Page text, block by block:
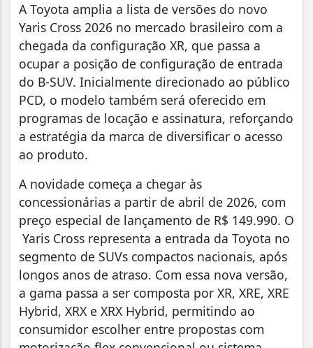
A Toyota amplia a lista de versões do novo
Yaris Cross 2026 no mercado brasileiro com a
chegada da configuração XR, que passa a
ocupar a posição de configuração de entrada
do B-SUV. Inicialmente direcionado ao público
PCD, o modelo também será oferecido em
programas de locação e assinatura, reforçando
a estratégia da marca de diversificar o acesso
ao produto.
A novidade começa a chegar às
concessionárias a partir de abril de 2026, com
preço especial de lançamento de R$ 149.990. O
Yaris Cross representa a entrada da Toyota no
segmento de SUVs compactos nacionais, após
longos anos de atraso. Com essa nova versão,
a gama passa a ser composta por XR, XRE, XRE
Hybrid, XRX e XRX Hybrid, permitindo ao
consumidor escolher entre propostas com